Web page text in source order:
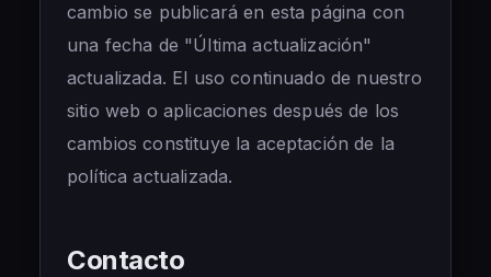
cambio se publicará en esta página con
una fecha de "Última actualización"
actualizada. El uso continuado de nuestro
sitio web o aplicaciones después de los
cambios constituye la aceptación de la
política actualizada.
Contacto